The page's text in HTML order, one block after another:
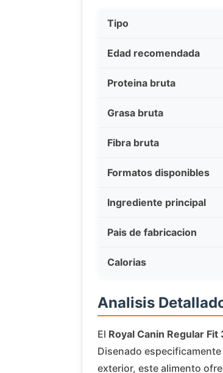
Tipo
Edad recomendada
Proteina bruta
Grasa bruta
Fibra bruta
Formatos disponibles
Ingrediente principal
Pais de fabricacion
Calorias
Analisis
El Royal Canin Regular Fit
Disenado
exterior, este alimento